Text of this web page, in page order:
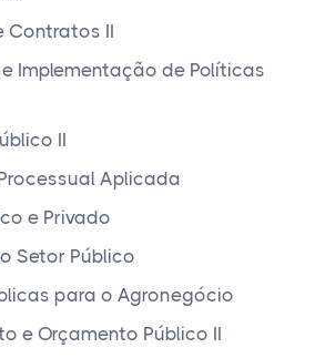
Contratos II
Implementação de Políticas
II
Aplicada
e Privado
Setor Público
para o Agronegócio
e Orçamento Público II